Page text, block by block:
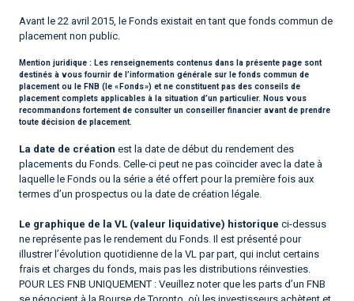
Avant le 22 avril 2015, le Fonds existait en tant que fonds commun de
placement non public.
Mention juridique : Les renseignements contenus dans la présente page sont
destinés à vous fournir de l’information générale sur le fonds commun de
placement ou le FNB (le « Fonds ») et ne constituent pas des conseils de
placement complets applicables à la situation d’un particulier. Nous vous
recommandons fortement de consulter un conseiller financier avant de prendre
toute décision de placement.
La date de création est la date de début du rendement des
placements du Fonds. Celle-ci peut ne pas coïncider avec la date à
laquelle le Fonds ou la série a été offert pour la première fois aux
termes d’un prospectus ou la date de création légale.
Le graphique de la VL (valeur liquidative) historique ci-dessus
ne représente pas le rendement du Fonds. Il est présenté pour
illustrer l’évolution quotidienne de la VL par part, qui inclut certains
frais et charges du fonds, mais pas les distributions réinvesties.
POUR LES FNB UNIQUEMENT : Veuillez noter que les parts d’un FNB